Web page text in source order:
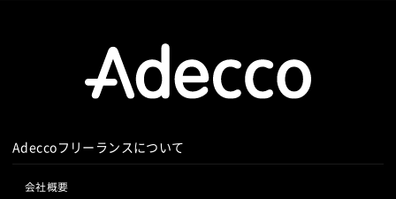
Adeccoフリーランスについて
会社概要